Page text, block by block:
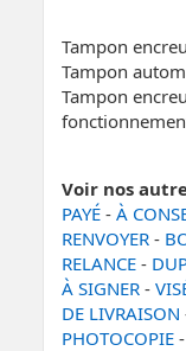
Tampon
Tampon
Tampon
Voir nos
PAYÉ- À
RENVOYER-
RELANCE-
À SIGNER-
DE LIVRAISON
PHOTOCOPIE-